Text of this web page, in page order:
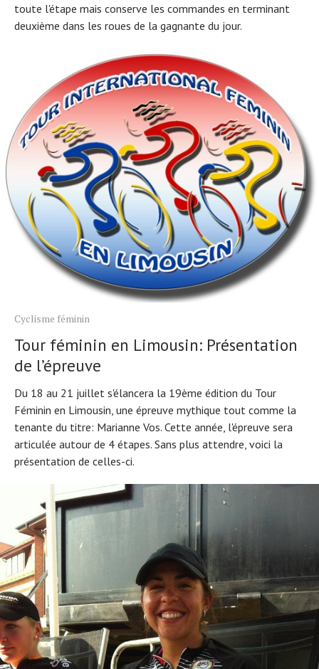
toute l'étape mais conserve les commandes en terminant
deuxième dans les roues de la gagnante du jour.
Cyclisme féminin
Tour féminin en Limousin: Présentation
de l’épreuve
Du 18 au 21 juillet s'élancera la 19ème édition du Tour
Féminin en Limousin, une épreuve mythique tout comme la
tenante du titre: Marianne Vos. Cette année, l'épreuve sera
articulée autour de 4 étapes. Sans plus attendre, voici la
présentation de celles-ci.